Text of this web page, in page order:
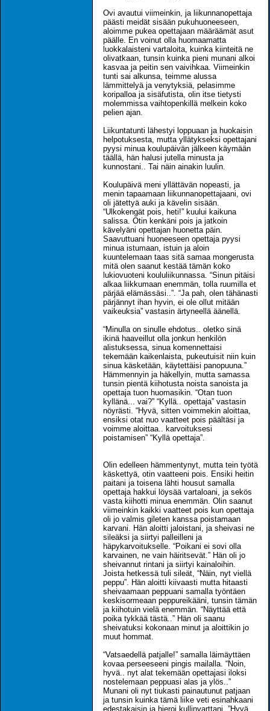
Ovi avautui viimeinkin, ja liikunnanopettaja
päästi meidät sisään pukuhuoneeseen,
aloimme pukea opettajaan määräämät asut
päälle. En voinut olla huomaamatta
luokkalaisteni vartaloita, kuinka kiinteitä ne
olivatkaan, tunsin kuinka pieni munani alkoi
kasvaa ja peitin sen vaivihkaa. Viimeinkin
tunti sai alkunsa, teimme alussa
lämmittelyä ja venytyksiä, pelasimme
koripalloa ja sisäfutista, olin itse tietysti
molemmissa vaihtopenkillä melkein koko
pelien ajan.
Liikuntatunti lähestyi loppuaan ja huokaisin
helpotuksesta, mutta yllätykseksi opettajani
pyysi minua koulupäivän jälkeen käymään
täällä, hän halusi jutella minusta ja
kunnostani.. Tai näin ainakin luulin.
Koulupäivä meni yllättävän nopeasti, ja
menin tapaamaan liikunnanopettajaani, ovi
oli jätettyä auki ja kävelin sisään.
“Ulkokengät pois, heti!” kuului kaikuna
salissa. Otin kenkäni pois ja jatkoin
kävelyäni opettajan huonetta päin.
Saavuttuani huoneeseen opettaja pyysi
minua istumaan, istuin ja aloin
kuuntelemaan taas sitä samaa mongerusta
mitä olen saanut kestää tämän koko
lukiovuoteni koululiikunnassa. “Sinun pitäisi
alkaa liikkumaan enemmän, tolla ruumilla et
pärjää elämässäsi..”. “Ja pah, olen tähänasti
pärjännyt ihan hyvin, ei ole ollut mitään
vaikeuksia” vastasin ärtyneellä äänellä.
“Minulla on sinulle ehdotus.. oletko sinä
ikinä haaveillut olla jonkun henkilön
alistuksessa, sinua komennettaisi
tekemään kaikenlaista, pukeutuisit niin kuin
sinua käsketään, käytettäisi panopuuna.”
Hämmennyin ja häkellyin, mutta samassa
tunsin pientä kiihotusta noista sanoista ja
opettaja tuon huomasikin. “Otan tuon
kyllänä... vai?” “Kyllä.. opettaja” vastasin
nöyrästi. “Hyvä, sitten voimmekin aloittaa,
ensiksi otat nuo vaatteet pois päältäsi ja
voimme aloittaa.. karvoituksesi
poistamisen” “Kyllä opettaja”.
Olin edelleen hämmentynyt, mutta tein työtä
käskettyä, otin vaatteeni pois. Ensiki heitin
paitani ja toisena lähti housut samalla
opettaja hakkui löysää vartaloani, ja sekös
vasta kiihotti minua enemmän. Olin saanut
viimeinkin kaikki vaatteet pois kun opettaja
oli jo valmis gileten kanssa poistamaan
karvani. Hän aloitti jaloistani, ja sheivasi ne
sileäksi ja siirtyi palleilleni ja
häpykarvoitukselle. “Poikani ei sovi olla
karvainen, ne vain häiritsevät.” Hän oli jo
sheivannut rintani ja siirtyi kainaloihin.
Joista hetkessä tuli sileät, “Näin, nyt viellä
peppu”. Hän aloitti kiivaasti mutta hitaasti
sheivaamaan peppuani samalla työntäen
keskisormeaan peppureikääni, tunsin tämän
ja kiihotuin vielä enemmän. “Näyttää että
poika tykkää tästä..” Hän oli saanu
sheivatuksi kokonaan minut ja aloittikin jo
muut hommat.
“Vatsaedellä patjalle!” samalla läimäyttäen
kovaa perseeseeni pingis mailalla. “Noin,
hyvä.. nyt alat tekemään opettajasi iloksi
nostelemaan peppuasi alas ja ylös..”
Munani oli nyt tiukasti painautunut patjaan
ja tunsin kuinka tämä liike veti esinahkaani
edestakaisin ja hieroi kullinvarttani. ”Hyvä..